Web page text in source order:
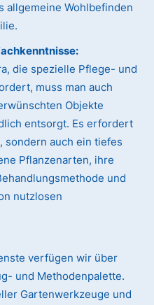
allgemeine Wohlbefinden
die spezielle Pflege- und
muss man auch
Objekte
entsorgt. Es erfordert
sondern auch ein tiefes
Pflanzenarten, ihre
und
nutzlosen
verfügen wir über
und Methodenpalette.
Gartenwerkzeuge und